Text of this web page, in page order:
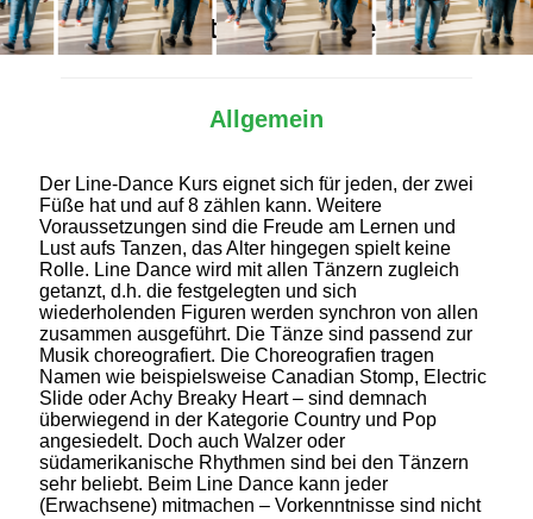
Alles Wichtige auf einen Blick
Allgemein
Der Line-Dance Kurs eignet sich für jeden, der zwei
Füße hat und auf 8 zählen kann. Weitere
Voraussetzungen sind die Freude am Lernen und
Lust aufs Tanzen, das Alter hingegen spielt keine
Rolle. Line Dance wird mit allen Tänzern zugleich
getanzt, d.h. die festgelegten und sich
wiederholenden Figuren werden synchron von allen
zusammen ausgeführt. Die Tänze sind passend zur
Musik choreografiert. Die Choreografien tragen
Namen wie beispielsweise Canadian Stomp, Electric
Slide oder Achy Breaky Heart – sind demnach
überwiegend in der Kategorie Country und Pop
angesiedelt. Doch auch Walzer oder
südamerikanische Rhythmen sind bei den Tänzern
sehr beliebt. Beim Line Dance kann jeder
(Erwachsene) mitmachen – Vorkenntnisse sind nicht